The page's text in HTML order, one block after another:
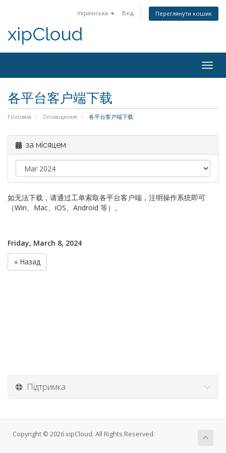
Українська Вхід Переглянути кошик
xipCloud
各平台客户端下载
Головна Сповіщення 各平台客户端下载
за місяцем
如无法下载，请通过工单索取各平台客户端，注明操作系统即可
（Win、Mac、iOS、Android 等）。
Friday, March 8, 2024
« Назад
Підтримка
Copyright © 2026 xipCloud. All Rights Reserved.